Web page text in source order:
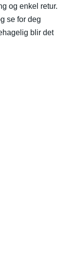
og enkel retur.
se for deg
blir det